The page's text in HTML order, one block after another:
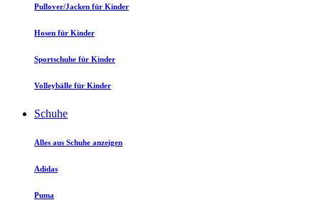
Pullover/Jacken für Kinder
Hosen für Kinder
Sportschuhe für Kinder
Volleybälle für Kinder
Schuhe
Alles aus Schuhe anzeigen
Adidas
Puma